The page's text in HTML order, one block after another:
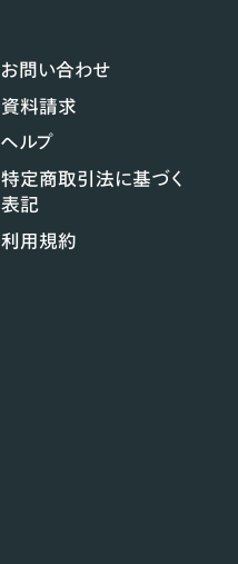
お問い合わせ
資料請求
ヘルプ
特定商取引法に基づく
表記
利用規約